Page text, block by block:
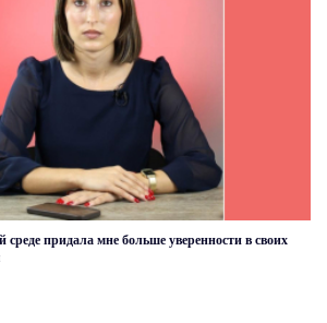
среде придала мне больше уверенности в своих